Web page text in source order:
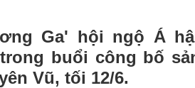
Ga' hội ngộ Á
buổi công bố
Vũ, tối 12/6.